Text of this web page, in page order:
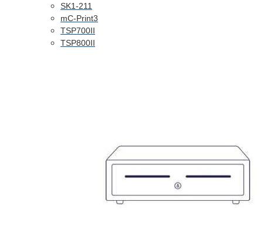
SK1-211
mC-Print3
TSP700II
TSP800II